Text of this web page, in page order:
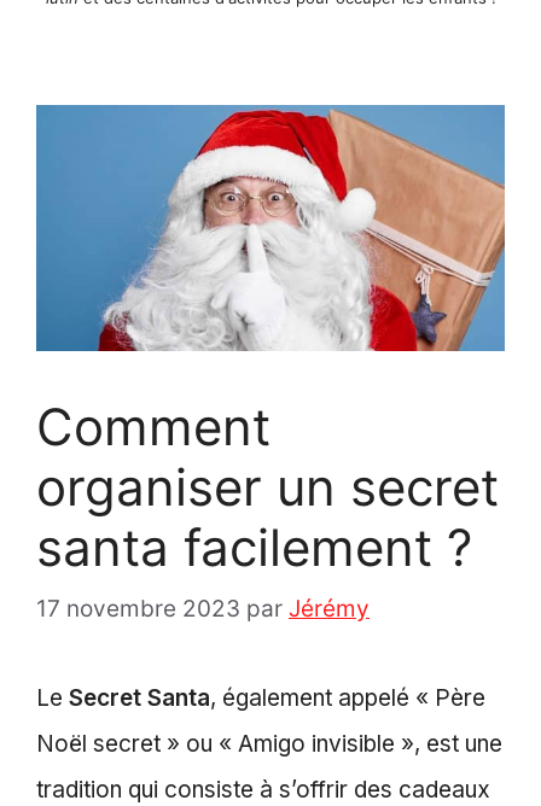
Comment
organiser un secret
santa facilement ?
17 novembre 2023 par Jérémy
Le Secret Santa, également appelé « Père
Noël secret » ou « Amigo invisible », est une
tradition qui consiste à s’offrir des cadeaux